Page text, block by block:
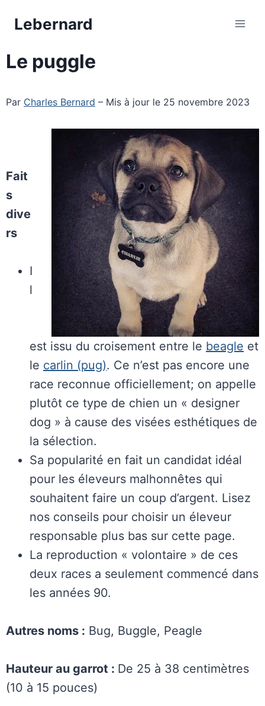
Lebernard
Le puggle
Par Charles Bernard – Mis à jour le 25 novembre 2023
Fait
s
dive
rs
I
l
est issu du croisement entre le beagle et
le carlin (pug). Ce n’est pas encore une
race reconnue officiellement; on appelle
plutôt ce type de chien un « designer
dog » à cause des visées esthétiques de
la sélection.
Sa popularité en fait un candidat idéal
pour les éleveurs malhonnêtes qui
souhaitent faire un coup d’argent. Lisez
nos conseils pour choisir un éleveur
responsable plus bas sur cette page.
La reproduction « volontaire » de ces
deux races a seulement commencé dans
les années 90.
Autres noms : Bug, Buggle, Peagle
Hauteur au garrot : De 25 à 38 centimètres
(10 à 15 pouces)